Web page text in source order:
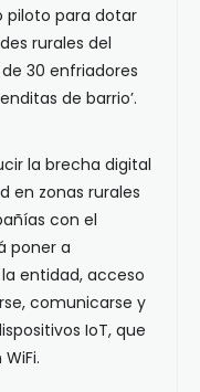
para dotar
rurales del
30 enfriadores
de barrio’.
la brecha digital
en zonas rurales
con el
poner a
entidad, acceso
comunicarse y
IoT, que